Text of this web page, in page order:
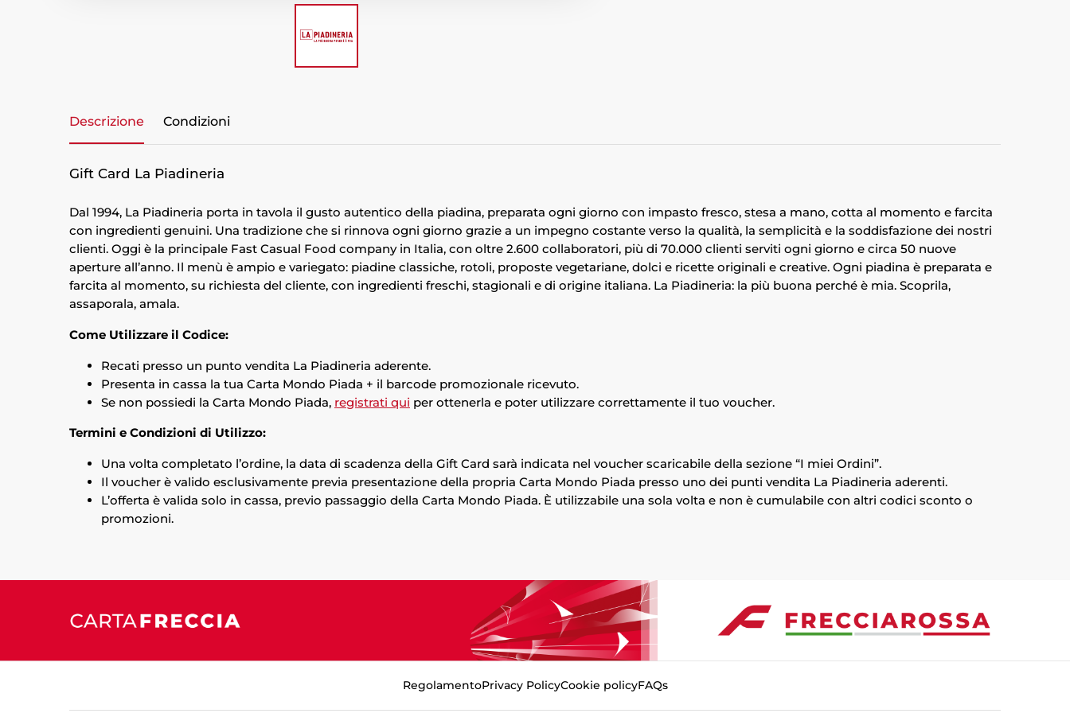
Descrizione Condizioni
Gift Card La Piadineria
Dal 1994, La Piadineria porta in tavola il gusto autentico della piadina, preparata ogni giorno con impasto fresco, stesa a mano, cotta al momento e farcita
con ingredienti genuini. Una tradizione che si rinnova ogni giorno grazie a un impegno costante verso la qualità, la semplicità e la soddisfazione dei nostri
clienti. Oggi è la principale Fast Casual Food company in Italia, con oltre 2.600 collaboratori, più di 70.000 clienti serviti ogni giorno e circa 50 nuove
aperture all’anno. Il menù è ampio e variegato: piadine classiche, rotoli, proposte vegetariane, dolci e ricette originali e creative. Ogni piadina è preparata e
farcita al momento, su richiesta del cliente, con ingredienti freschi, stagionali e di origine italiana. La Piadineria: la più buona perché è mia. Scoprila,
assaporala, amala.
Come Utilizzare il Codice:
Recati presso un punto vendita La Piadineria aderente.
Presenta in cassa la tua Carta Mondo Piada + il barcode promozionale ricevuto.
Se non possiedi la Carta Mondo Piada, registrati qui per ottenerla e poter utilizzare correttamente il tuo voucher.
Termini e Condizioni di Utilizzo:
Una volta completato l’ordine, la data di scadenza della Gift Card sarà indicata nel voucher scaricabile della sezione “I miei Ordini”.
Il voucher è valido esclusivamente previa presentazione della propria Carta Mondo Piada presso uno dei punti vendita La Piadineria aderenti.
L’offerta è valida solo in cassa, previo passaggio della Carta Mondo Piada. È utilizzabile una sola volta e non è cumulabile con altri codici sconto o
promozioni.
RegolamentoPrivacy PolicyCookie policyFAQs